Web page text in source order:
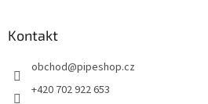
Kontakt
obchod@pipeshop.cz
+420 702 922 653